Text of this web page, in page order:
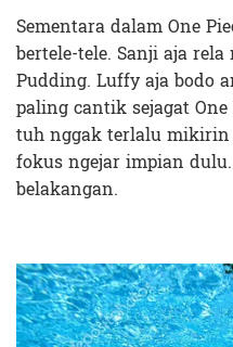
Sementara dalam One
bertele-tele. Sanji aja
Pudding. Luffy aja bodo
paling cantik sejagat One
tuh nggak terlalu
fokus ngejar impian
belakangan.